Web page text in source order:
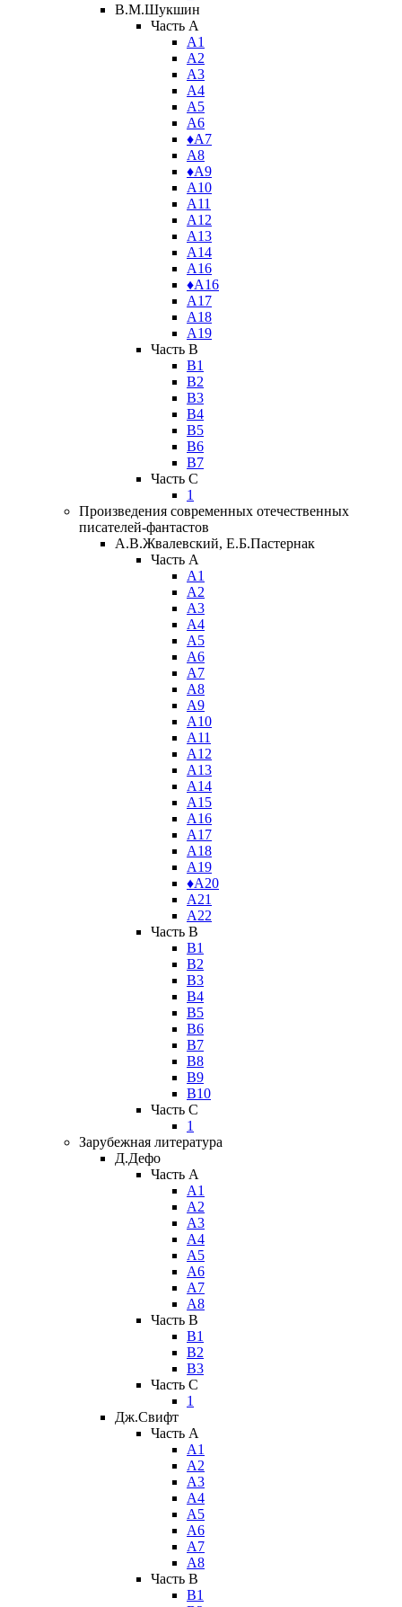
В.М.Шукшин
Часть A
А1
А2
А3
А4
А5
А6
♦А7
А8
♦А9
А10
А11
А12
А13
А14
А16
♦А16
А17
А18
А19
Часть B
В1
В2
В3
В4
В5
В6
В7
Часть C
1
Произведения современных отечественных
писателей-фантастов
А.В.Жвалевский, Е.Б.Пастернак
Часть A
А1
А2
А3
А4
А5
А6
А7
А8
А9
А10
А11
А12
А13
А14
А15
А16
А17
А18
А19
♦А20
А21
А22
Часть B
В1
В2
В3
В4
В5
В6
В7
В8
В9
В10
Часть C
1
Зарубежная литература
Д.Дефо
Часть A
А1
А2
А3
А4
А5
А6
А7
А8
Часть B
В1
В2
В3
Часть C
1
Дж.Свифт
Часть A
А1
А2
А3
А4
А5
А6
А7
А8
Часть B
В1